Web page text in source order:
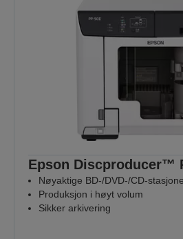
Epson Discproducer™
Nøyaktige BD-/DVD-/CD-
Produksjon i høyt volum
Sikker arkivering